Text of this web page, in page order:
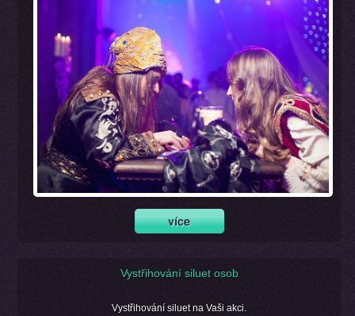
Vystřihování siluet osob
Vystřihování siluet na Vaši akci.